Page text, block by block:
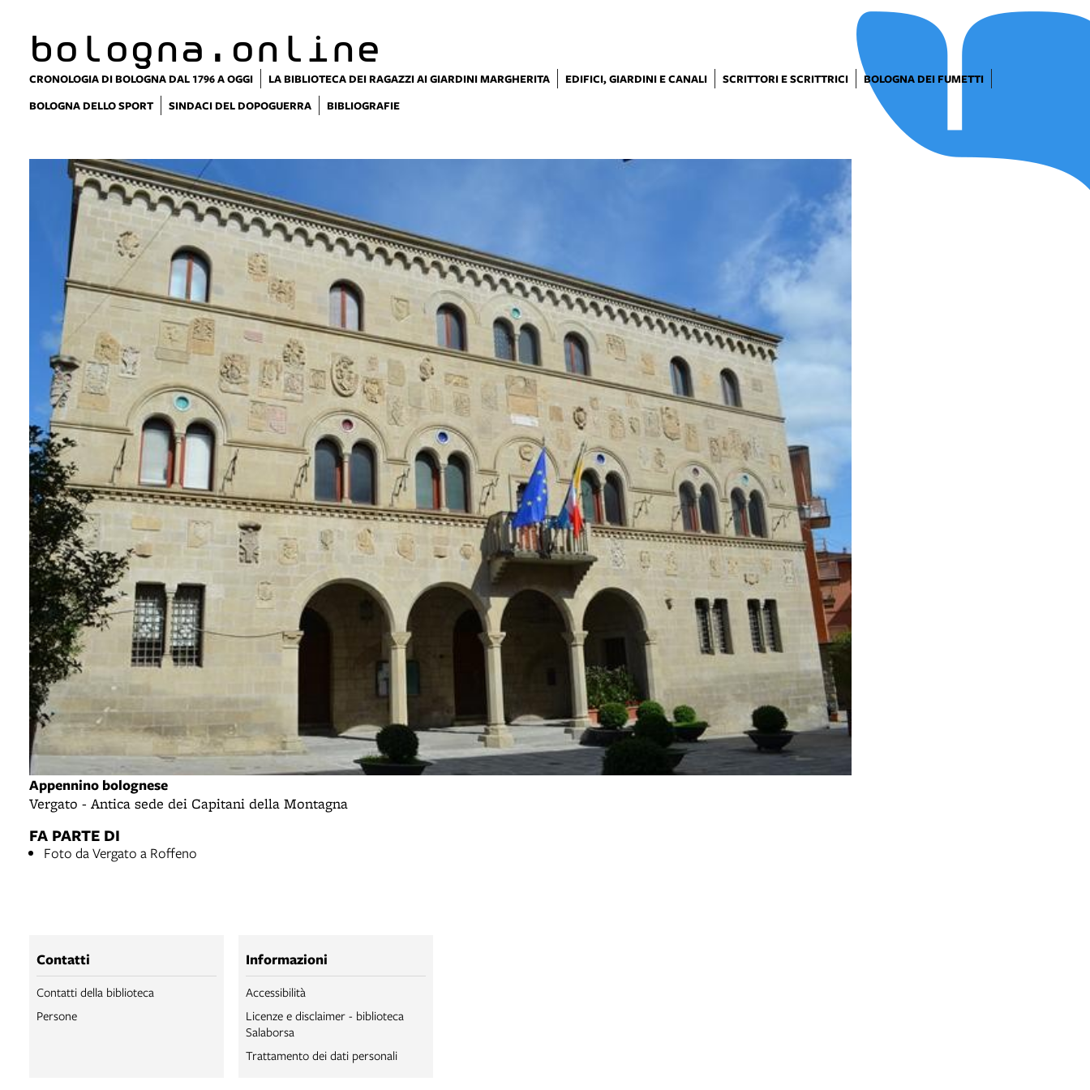
bologna.online
CRONOLOGIA DI BOLOGNA DAL 1796 A OGGI LA BIBLIOTECA DEI RAGAZZI AI GIARDINI MARGHERITA EDIFICI, GIARDINI E CANALI SCRITTORI E SCRITTRICI
BOLOGNA DEI FUMETTI
BOLOGNA DELLO SPORT
SINDACI DEL DOPOGUERRA BIBLIOGRAFIE
Appennino bolognese
Vergato - Antica sede dei Capitani della Montagna
FA PARTE DI
Foto da Vergato a Roffeno
Contatti
Contatti della biblioteca
Persone
Informazioni
Accessibilità
Licenze e disclaimer - biblioteca
Salaborsa
Trattamento dei dati personali